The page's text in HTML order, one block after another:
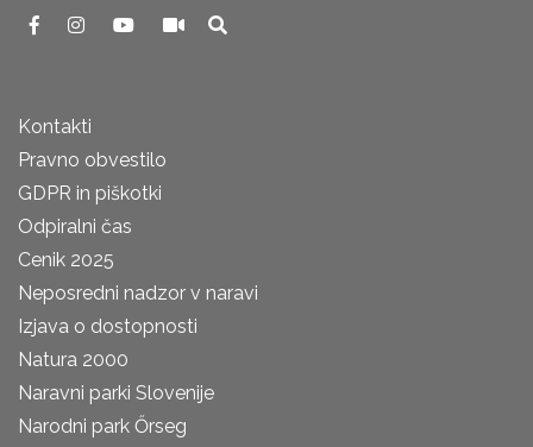
Kontakti
Pravno obvestilo
GDPR in piškotki
Odpiralni čas
Cenik 2025
Neposredni nadzor v naravi
Izjava o dostopnosti
Natura 2000
Naravni parki Slovenije
Narodni park Őrseg